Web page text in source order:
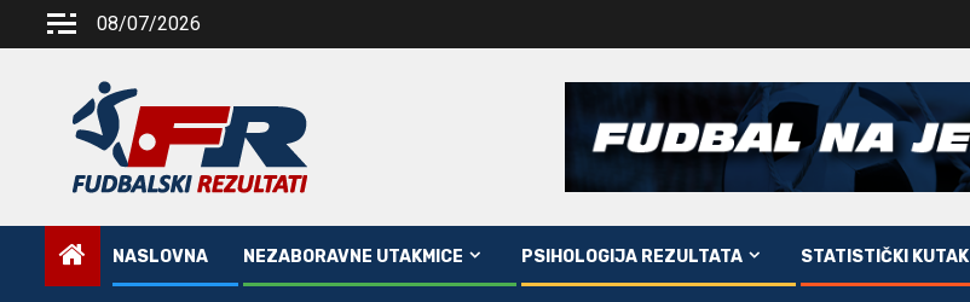
08/07/2026
NASLOVNA NEZABORAVNE UTAKMICE PSIHOLOGIJA REZULTATA STATISTIČKI KUTAK